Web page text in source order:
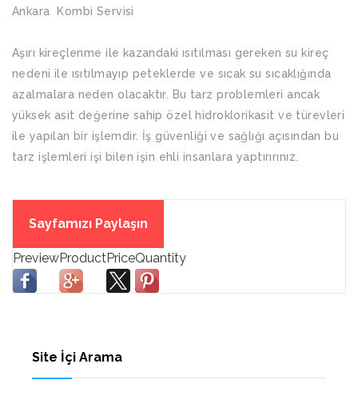
Ankara Kombi Servisi
Aşırı kireçlenme ile kazandaki ısıtılması gereken su kireç
nedeni ile ısıtılmayıp peteklerde ve sıcak su sıcaklığında
azalmalara neden olacaktır. Bu tarz problemleri ancak
yüksek asit değerine sahip özel hidroklorikasit ve türevleri
ile yapılan bir işlemdir. İş güvenliği ve sağlığı açısından bu
tarz işlemleri işi bilen işin ehli insanlara yaptırırınız.
Sayfamızı Paylaşın
Site İçi Arama